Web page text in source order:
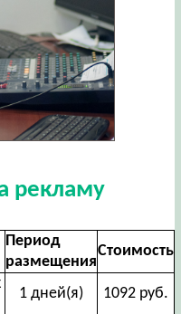
рекламу
Период
размещения
Стоимость
1 дней(я)
1092 руб.